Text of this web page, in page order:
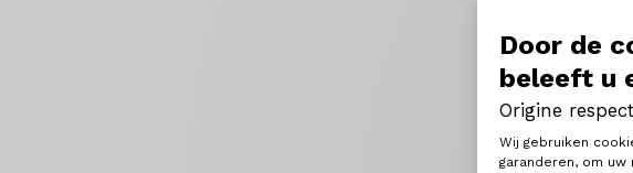
Door de
beleeft u
Origine
Wij gebruiken
garanderen, om